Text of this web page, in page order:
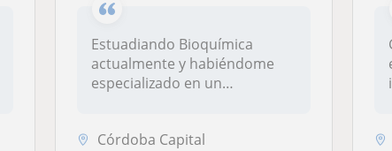
Estuadiando Bioquímica
actualmente y habiéndome
especializado en un
Córdoba Capital